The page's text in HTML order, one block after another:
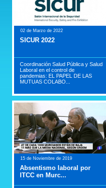
02 de Marzo de 2022
SICUR 2022
Coordinación Salud Pública y Salud
Laboral en el control de
pandemias: EL PAPEL DE LAS
MUTUAS COLABO...
15 de Noviembre de 2019
Absentismo laboral por
ITCC en Murc...